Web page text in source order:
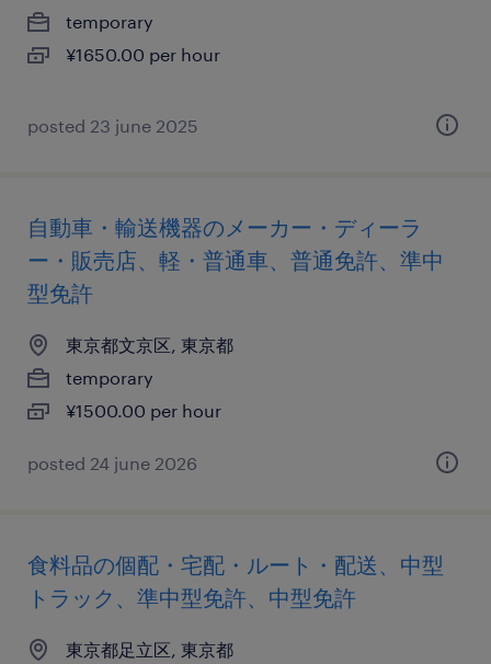
temporary
¥1650.00 per hour
posted 23 june 2025
自動車・輸送機器のメーカー・ディーラ
ー・販売店、軽・普通車、普通免許、準中
型免許
東京都文京区, 東京都
temporary
¥1500.00 per hour
posted 24 june 2026
食料品の個配・宅配・ルート・配送、中型
トラック、準中型免許、中型免許
東京都足立区, 東京都